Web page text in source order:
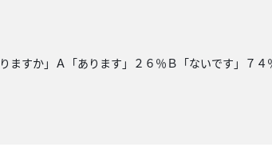
ますか」Ａ「あります」２６％Ｂ「ないです」７４